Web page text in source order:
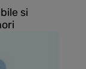
si